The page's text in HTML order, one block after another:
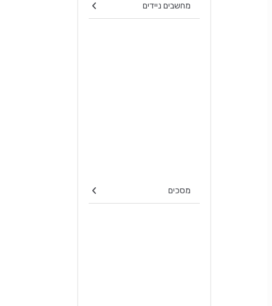
מחשבים ניידים
מסכים